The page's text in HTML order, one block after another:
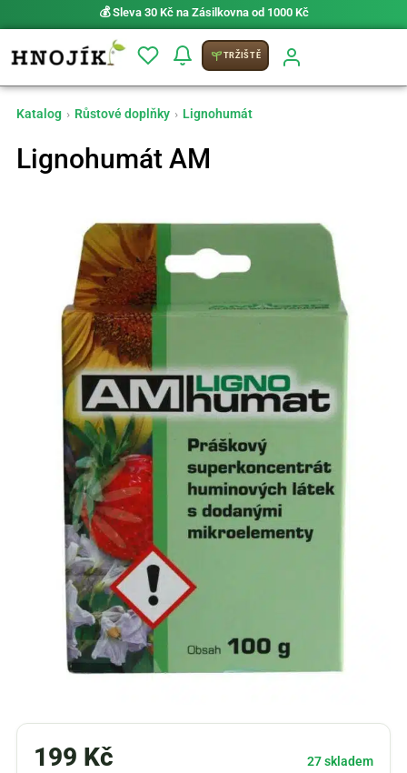
💰 Sleva 30 Kč na Zásilkovna od 1000 Kč
TRŽIŠTĚ
Katalog › Růstové doplňky › Lignohumát
Lignohumát AM
199 Kč 27 skladem